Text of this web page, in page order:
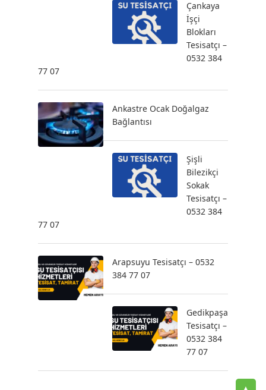
Çankaya
İşçi
Blokları
Tesisatçı –
0532 384
77 07
Ankastre Ocak Doğalgaz
Bağlantısı
Şişli
Bilezikçi
Sokak
Tesisatçı –
0532 384
77 07
Arapsuyu Tesisatçı – 0532
384 77 07
Gedikpaşa
Tesisatçı –
0532 384
77 07